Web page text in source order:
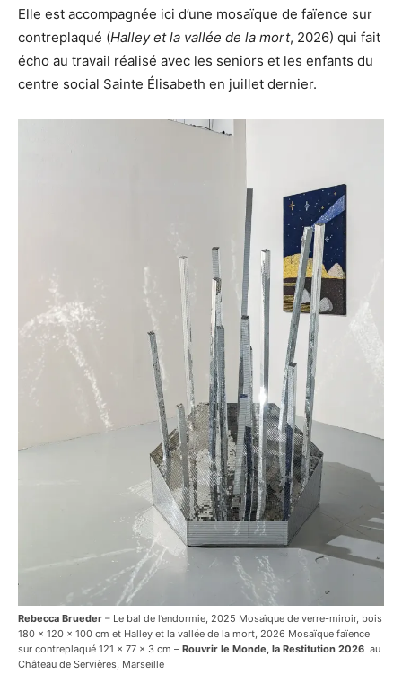
Elle est accompagnée ici d’une mosaïque de faïence sur
contreplaqué (Halley et la vallée de la mort, 2026) qui fait
écho au travail réalisé avec les seniors et les enfants du
centre social Sainte Élisabeth en juillet dernier.
Rebecca Brueder – Le bal de l’endormie, 2025 Mosaïque de verre-miroir, bois
180 x 120 x 100 cm et Halley et la vallée de la mort, 2026 Mosaïque faïence
sur contreplaqué 121 x 77 x 3 cm – Rouvrir le Monde, la Restitution 2026 au
Château de Servières, Marseille